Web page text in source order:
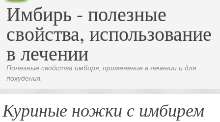
Имбирь - полезные
свойства, использование
в лечении
Полезные свойства имбиря, применение в лечении и для
похудения.
Куриные ножки с имбирем